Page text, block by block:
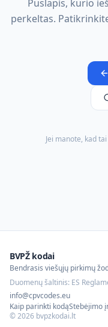
Puslapis, kurio
perkeltas.
Jei manote, kad
BVPŽ kodai
Bendrasis viešųjų pirkimų
Duomenų šaltinis: ES
info@cpvcodes.eu
Kaip parinkti kodąStebėjimo
©2026 bvpzkodai.lt